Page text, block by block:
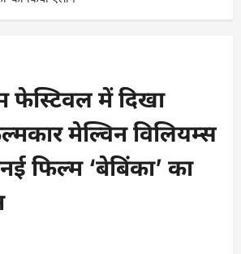
फेस्टिवल में दिखा
मेल्विन विलियम्स
फिल्म ‘बेबिंका’ का